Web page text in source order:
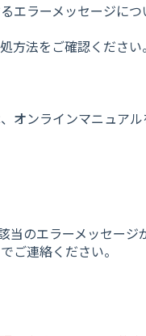
ラーメッセージにつ
方法をご確認ください。
ンラインマニュアル
当のエラーメッセー
ご連絡ください。